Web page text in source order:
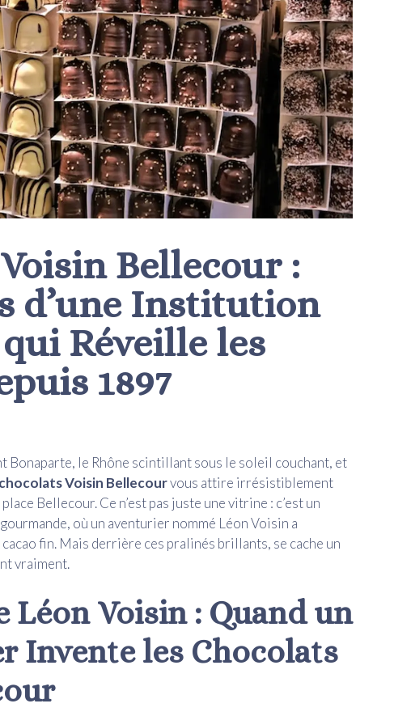
Bellecour :
d’une Institution
Réveille les
1897
Bonaparte, le Rhône scintillant sous le soleil couchant, et
chocolats Voisin Bellecourvous attire irrésistiblement
Bellecour. Ce n’est pas juste une vitrine : c’est un
où un aventurier nommé Léon Voisin a
fin. Mais derrière ces pralinés brillants, se cache un
vraiment.
Léon Voisin : Quand un
Invente les Chocolats